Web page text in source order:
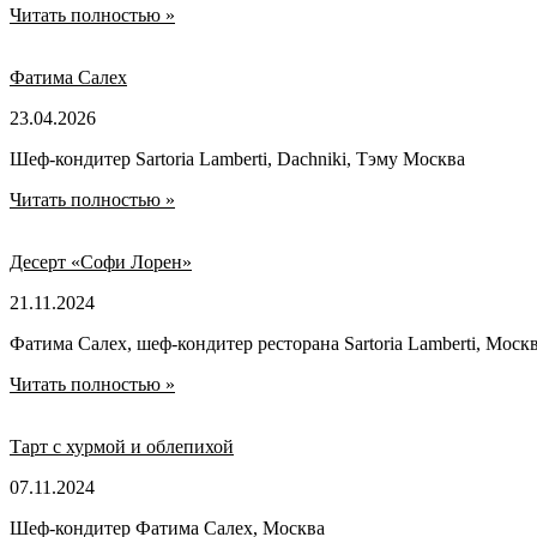
Читать полностью »
Фатима Салех
23.04.2026
Шеф-кондитер Sartoria Lamberti, Dachniki, Тэму Москва
Читать полностью »
Десерт «Софи Лорен»
21.11.2024
Фатима Салех, шеф-кондитер ресторана Sartoria Lamberti,
Читать полностью »
Тарт с хурмой и облепихой
07.11.2024
Шеф-кондитер Фатима Салех, Москва